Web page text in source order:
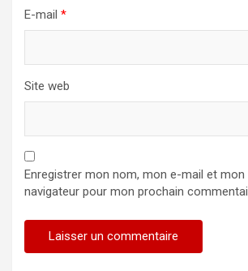
E-mail *
Site web
Enregistrer mon nom, mon e-mail et mon
navigateur pour mon prochain